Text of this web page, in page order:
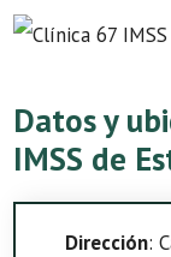
Datos y
IMSS de
Dirección: